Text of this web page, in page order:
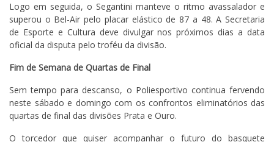
Logo em seguida, o Segantini manteve o ritmo avassalador e
superou o Bel-Air pelo placar elástico de 87 a 48. A Secretaria
de Esporte e Cultura deve divulgar nos próximos dias a data
oficial da disputa pelo troféu da divisão.
Fim de Semana de Quartas de Final
Sem tempo para descanso, o Poliesportivo continua fervendo
neste sábado e domingo com os confrontos eliminatórios das
quartas de final das divisões Prata e Ouro.
O torcedor que quiser acompanhar o futuro do basquete